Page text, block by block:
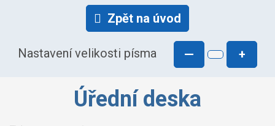
Zpět na úvod
Nastavení velikosti písma — +
Úřední deska